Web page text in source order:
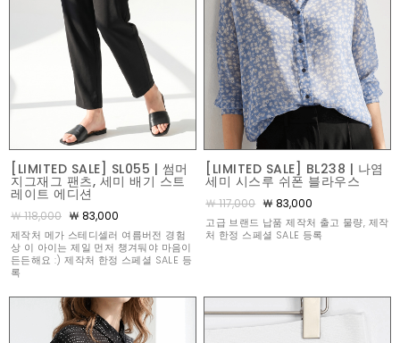
[LIMITED SALE] SL055 | 썸머
지그재그 팬츠, 세미 배기 스트
레이트 에디션
￦ 118,000 ￦ 83,000
제작처 메가 스테디셀러 여름버전 경험
상 이 아이는 제일 먼저 챙겨둬야 마음이
든든해요 :) 제작처 한정 스페셜 SALE 등
록
[LIMITED SALE] BL238 | 나염
세미 시스루 쉬폰 블라우스
￦ 117,000 ￦ 83,000
고급 브랜드 납품 제작처 출고 물량, 제작
처 한정 스페셜 SALE 등록